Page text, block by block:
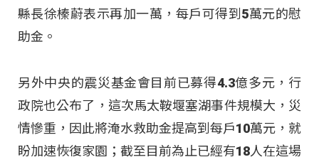
縣長徐榛蔚表示再加一萬，每戶可得到5萬元的慰
助金。
另外中央的震災基金會目前已募得4.3億多元，行
政院也公布了，這次馬太鞍堰塞湖事件規模大，災
情慘重，因此將淹水救助金提高到每戶10萬元，就
盼加速恢復家園；截至目前為止已經有18人在這場